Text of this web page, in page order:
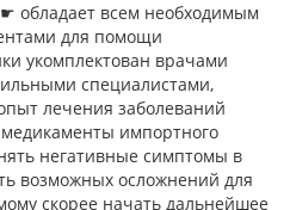
обладает всем необходимым
для помощи
укомплектован врачами
специалистами,
лечения заболеваний
импортного
негативные симптомы в
возможных осложнений для
скорее начать дальнейшее